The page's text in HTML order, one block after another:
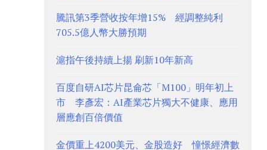
騰訊第3季營收按年增15% 經調整純利
705.5億人幣大勝預期
滬指午後持續上揚 刷新10年新高
百度自研AI芯片昆侖芯「M100」明年初上
市 李彥宏：AI產業芯片獨大不健康、應用
層應創百倍價值
金價重上4200美元、金股造好 憧憬經濟數